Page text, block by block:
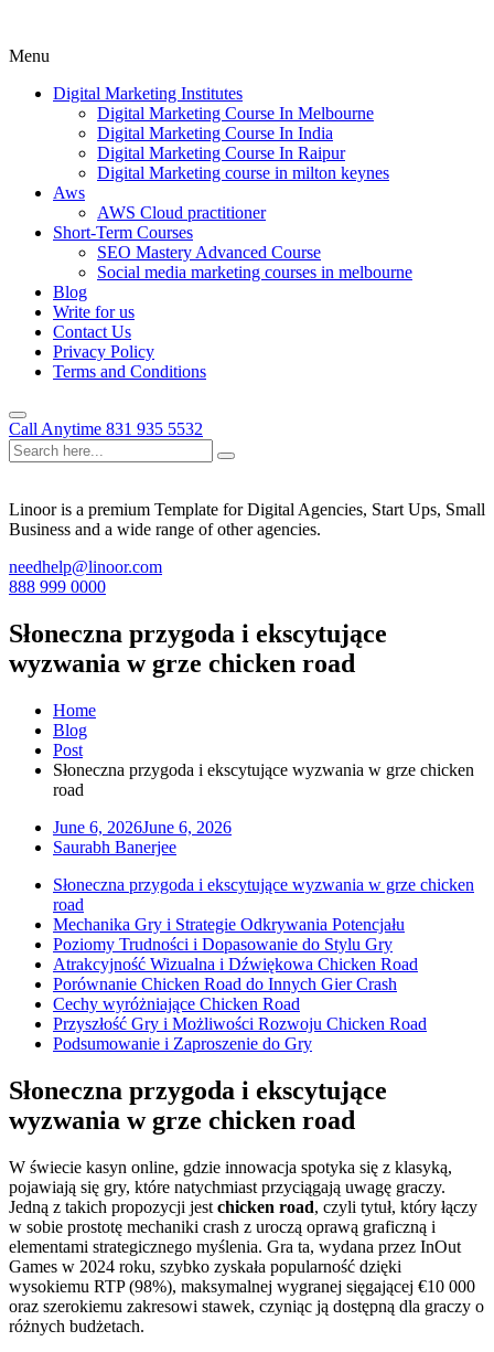
Menu
Digital Marketing Institutes
Digital Marketing Course In Melbourne
Digital Marketing Course In India
Digital Marketing Course In Raipur
Digital Marketing course in milton keynes
Aws
AWS Cloud practitioner
Short-Term Courses
SEO Mastery Advanced Course
Social media marketing courses in melbourne
Blog
Write for us
Contact Us
Privacy Policy
Terms and Conditions
Call Anytime 831 935 5532
Linoor is a premium Template for Digital Agencies, Start Ups, Small
Business and a wide range of other agencies.
needhelp@linoor.com
888 999 0000
Słoneczna przygoda i ekscytujące
wyzwania w grze chicken road
Home
Blog
Post
Słoneczna przygoda i ekscytujące wyzwania w grze chicken
road
June 6, 2026June 6, 2026
Saurabh Banerjee
Słoneczna przygoda i ekscytujące wyzwania w grze chicken
road
Mechanika Gry i Strategie Odkrywania Potencjału
Poziomy Trudności i Dopasowanie do Stylu Gry
Atrakcyjność Wizualna i Dźwiękowa Chicken Road
Porównanie Chicken Road do Innych Gier Crash
Cechy wyróżniające Chicken Road
Przyszłość Gry i Możliwości Rozwoju Chicken Road
Podsumowanie i Zaproszenie do Gry
Słoneczna przygoda i ekscytujące
wyzwania w grze chicken road
W świecie kasyn online, gdzie innowacja spotyka się z klasyką,
pojawiają się gry, które natychmiast przyciągają uwagę graczy.
Jedną z takich propozycji jest chicken road, czyli tytuł, który łączy
w sobie prostotę mechaniki crash z uroczą oprawą graficzną i
elementami strategicznego myślenia. Gra ta, wydana przez InOut
Games w 2024 roku, szybko zyskała popularność dzięki
wysokiemu RTP (98%), maksymalnej wygranej sięgającej €10 000
oraz szerokiemu zakresowi stawek, czyniąc ją dostępną dla graczy o
różnych budżetach.